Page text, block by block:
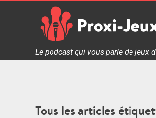
Proxi Jeux - Le podcast qui vous
Le podcast qui vous parle de jeux
Tous les articles